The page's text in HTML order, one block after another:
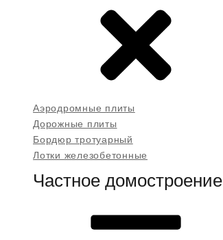
Аэродромные плиты
Дорожные плиты
Бордюр тротуарный
Лотки железобетонные
Частное домостроение